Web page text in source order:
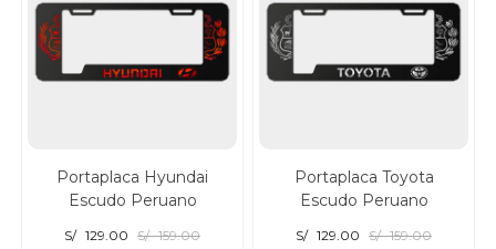
Portaplaca Hyundai
Escudo Peruano
S/ 159.00
S/ 129.00
Portaplaca Toyota
Escudo Peruano
S/ 159.00
S/ 129.00